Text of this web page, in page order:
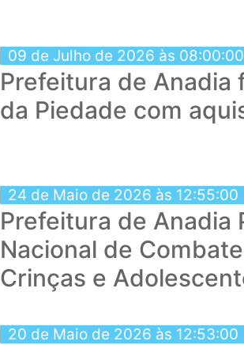
09 de Julho de 2026 às 08:00:00
Prefeitura de Anadia
da Piedade com
24 de Maio de 2026 às 12:55:00
Prefeitura de Anadia
Nacional de
Crinças e
20 de Maio de 2026 às 12:53:00